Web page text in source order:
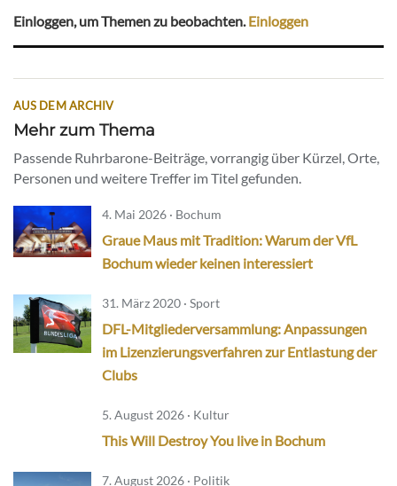
Einloggen, um Themen zu beobachten.Einloggen
AUS DEM ARCHIV
Mehr zum Thema
Passende Ruhrbarone-Beiträge, vorrangig über Kürzel, Orte,
Personen und weitere Treffer im Titel gefunden.
4. Mai 2026 · Bochum
Graue Maus mit Tradition: Warum der VfL
Bochum wieder keinen interessiert
31. März 2020 · Sport
DFL-Mitgliederversammlung: Anpassungen
im Lizenzierungsverfahren zur Entlastung der
Clubs
5. August 2026 · Kultur
This Will Destroy You live in Bochum
7. August 2026 · Politik